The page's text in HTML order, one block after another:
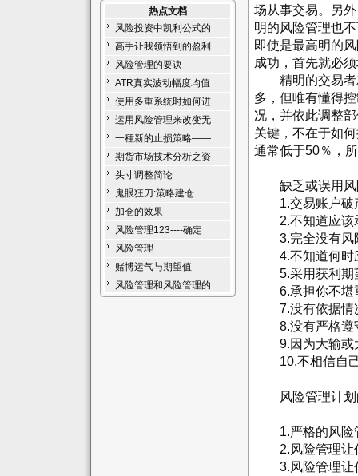
热点文档
风险投资中凯利公式的
高手让我领悟到的盈利
风险管理的要诀
ATR真实波动幅度均值
使用多重系统时如何进
运用风险管理来改变无
一種新的止损策略——
期货市场技术分析之资
头寸调整简论
鬼眼狂刀:策略建仓
加仓的效果
风险管理123----确定
风险管理
赌博运气与期望值
风险管理和风险管理的
场从事交易。另
明的风险管理也
即使是最高明的
成功，首先就必
精明的交易者
多，但唯有懂得
况，并依此调整
关键，不在于如
通常低于50％，
缺乏或误用风
1.交易账户破
2.不知道应该
3.完全没有风
4.不知道何时
5.采用获利期
6.承担你不堪
7.没有依据情
8.没有严格遵
9.因为大输或
10.不相信自己
风险管理计划
1.严格的风险
2.风险管理让
3.风险管理让